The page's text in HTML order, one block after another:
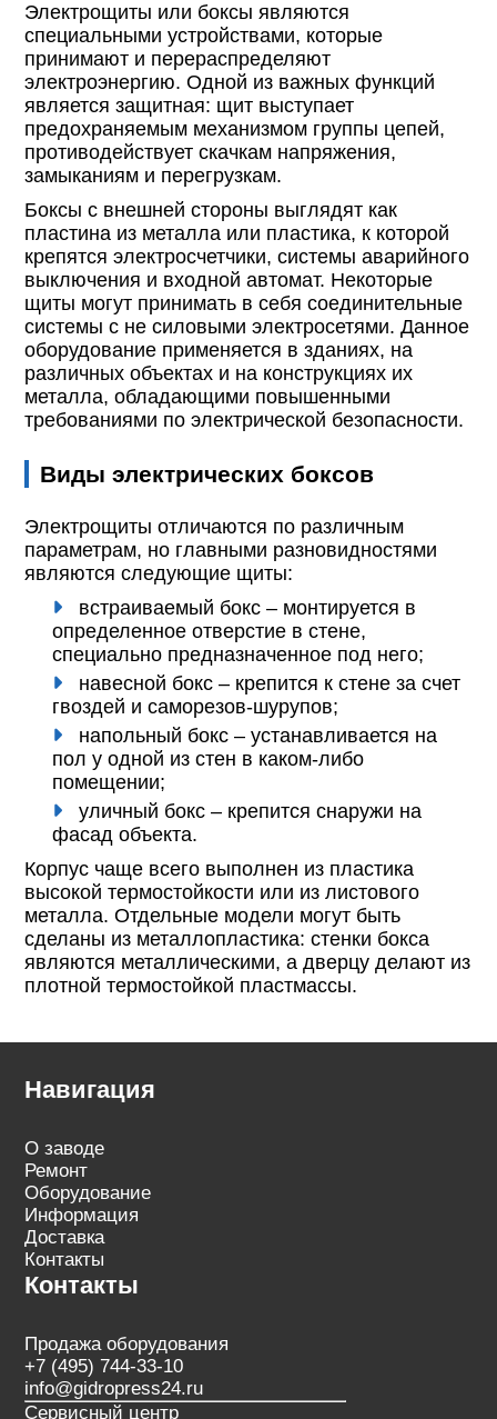
Электрощиты или боксы являются
специальными устройствами, которые
принимают и перераспределяют
электроэнергию. Одной из важных функций
является защитная: щит выступает
предохраняемым механизмом группы цепей,
противодействует скачкам напряжения,
замыканиям и перегрузкам.
Боксы с внешней стороны выглядят как
пластина из металла или пластика, к которой
крепятся электросчетчики, системы аварийного
выключения и входной автомат. Некоторые
щиты могут принимать в себя соединительные
системы с не силовыми электросетями. Данное
оборудование применяется в зданиях, на
различных объектах и на конструкциях их
металла, обладающими повышенными
требованиями по электрической безопасности.
Виды электрических боксов
Электрощиты отличаются по различным
параметрам, но главными разновидностями
являются следующие щиты:
встраиваемый бокс – монтируется в
определенное отверстие в стене,
специально предназначенное под него;
навесной бокс – крепится к стене за счет
гвоздей и саморезов-шурупов;
напольный бокс – устанавливается на
пол у одной из стен в каком-либо
помещении;
уличный бокс – крепится снаружи на
фасад объекта.
Корпус чаще всего выполнен из пластика
высокой термостойкости или из листового
металла. Отдельные модели могут быть
сделаны из металлопластика: стенки бокса
являются металлическими, а дверцу делают из
плотной термостойкой пластмассы.
Навигация
О заводе
Ремонт
Оборудование
Информация
Доставка
Контакты
Контакты
Продажа оборудования
+7 (495) 744-33-10
info@gidropress24.ru
Сервисный центр